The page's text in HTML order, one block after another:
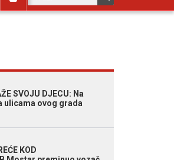
SVOJU DJECU: Na
ulicama ovog grada
KOD